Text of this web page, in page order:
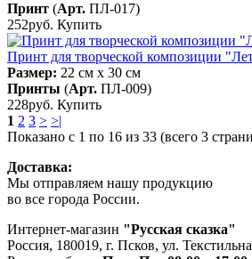
Принт (Арт. ПЛ-017)
252руб. Купить
Принт для творческой композиции
Размер: 22 см x 30 см
Принты (Арт. ПЛ-009)
228руб. Купить
1 2 3 > >|
Показано с 1 по 16 из 33 (всего 3
Доставка:
Мы отправляем нашу продукцию
во все города России.
Интернет-магазин "Русская сказка"
Россия, 180019, г. Псков, ул.